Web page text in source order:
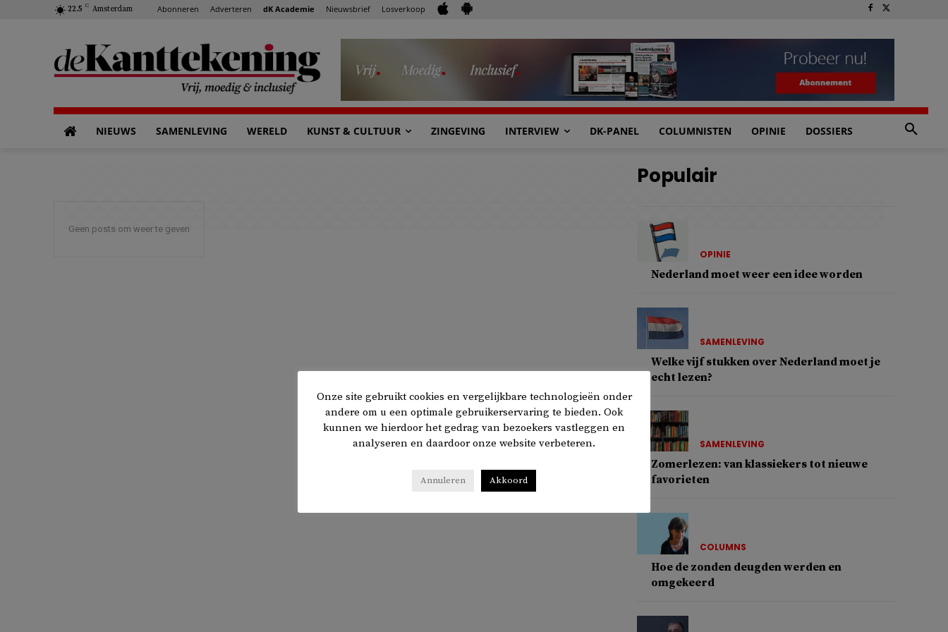
22.5 C Amsterdam Abonneren Adverteren dK Academie Nieuwsbrief Losverkoop
NIEUWS SAMENLEVING WERELD KUNST & CULTUUR ZINGEVING INTERVIEW DK-PANEL COLUMNISTEN OPINIE DOSSIERS
Geen posts om weer te geven
Populair
OPINIE
Nederland moet weer een idee worden
SAMENLEVING
Welke vijf stukken over Nederland moet je
echt lezen?
SAMENLEVING
Zomerlezen: van klassiekers tot nieuwe
favorieten
COLUMNS
Hoe de zonden deugden werden en
omgekeerd
Onze site gebruikt cookies en vergelijkbare technologieën onder
andere om u een optimale gebruikerservaring te bieden. Ook
kunnen we hierdoor het gedrag van bezoekers vastleggen en
analyseren en daardoor onze website verbeteren.
Annuleren Akkoord